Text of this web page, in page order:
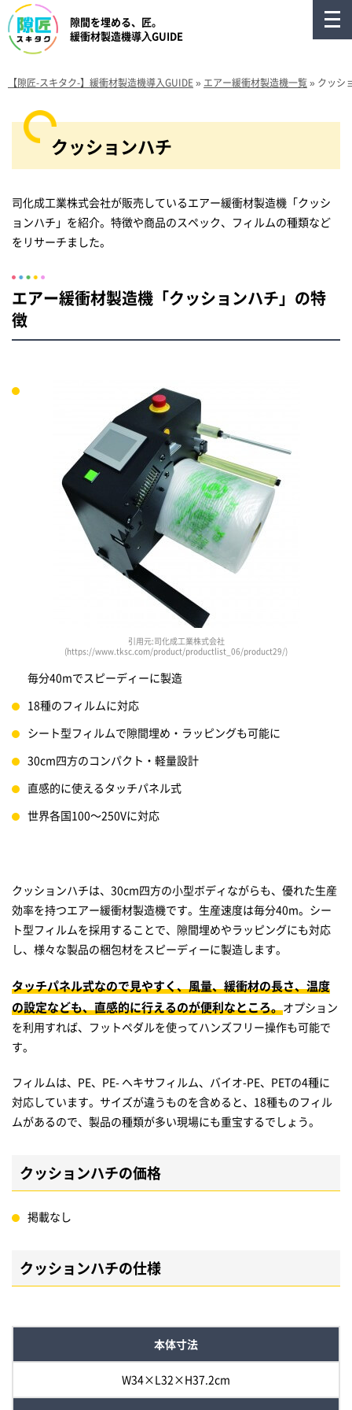
隙間を埋める、匠。
緩衝材製造機導⼊GUIDE
【隙匠-スキタク-】緩衝材製造機導入GUIDE» エアー緩衝材製造機一覧» クッシ
クッションハチ
司化成工業株式会社が販売しているエアー緩衝材製造機「クッシ
ョンハチ」を紹介。特徴や商品のスペック、フィルムの種類など
をリサーチました。
エアー緩衝材製造機「クッションハチ」の特
徴
引用元:司化成工業株式会社
(https://www.tksc.com/product/productlist_06/product29/)
毎分40mでスピーディーに製造
18種のフィルムに対応
シート型フィルムで隙間埋め・ラッピングも可能に
30cm四方のコンパクト・軽量設計
直感的に使えるタッチパネル式
世界各国100～250Vに対応
クッションハチは、30cm四方の小型ボディながらも、優れた生産
効率を持つエアー緩衝材製造機です。生産速度は毎分40m。シー
ト型フィルムを採用することで、隙間埋めやラッピングにも対応
し、様々な製品の梱包材をスピーディーに製造します。
タッチパネル式なので見やすく、風量、緩衝材の長さ、温度
の設定なども、直感的に行えるのが便利なところ。オプション
を利用すれば、フットペダルを使ってハンズフリー操作も可能で
す。
フィルムは、PE、PE- ヘキサフィルム、バイオ-PE、PETの4種に
対応しています。サイズが違うものを含めると、18種ものフィル
ムがあるので、製品の種類が多い現場にも重宝するでしょう。
クッションハチの価格
掲載なし
クッションハチの仕様
本体寸法
W34×L32×H37.2cm